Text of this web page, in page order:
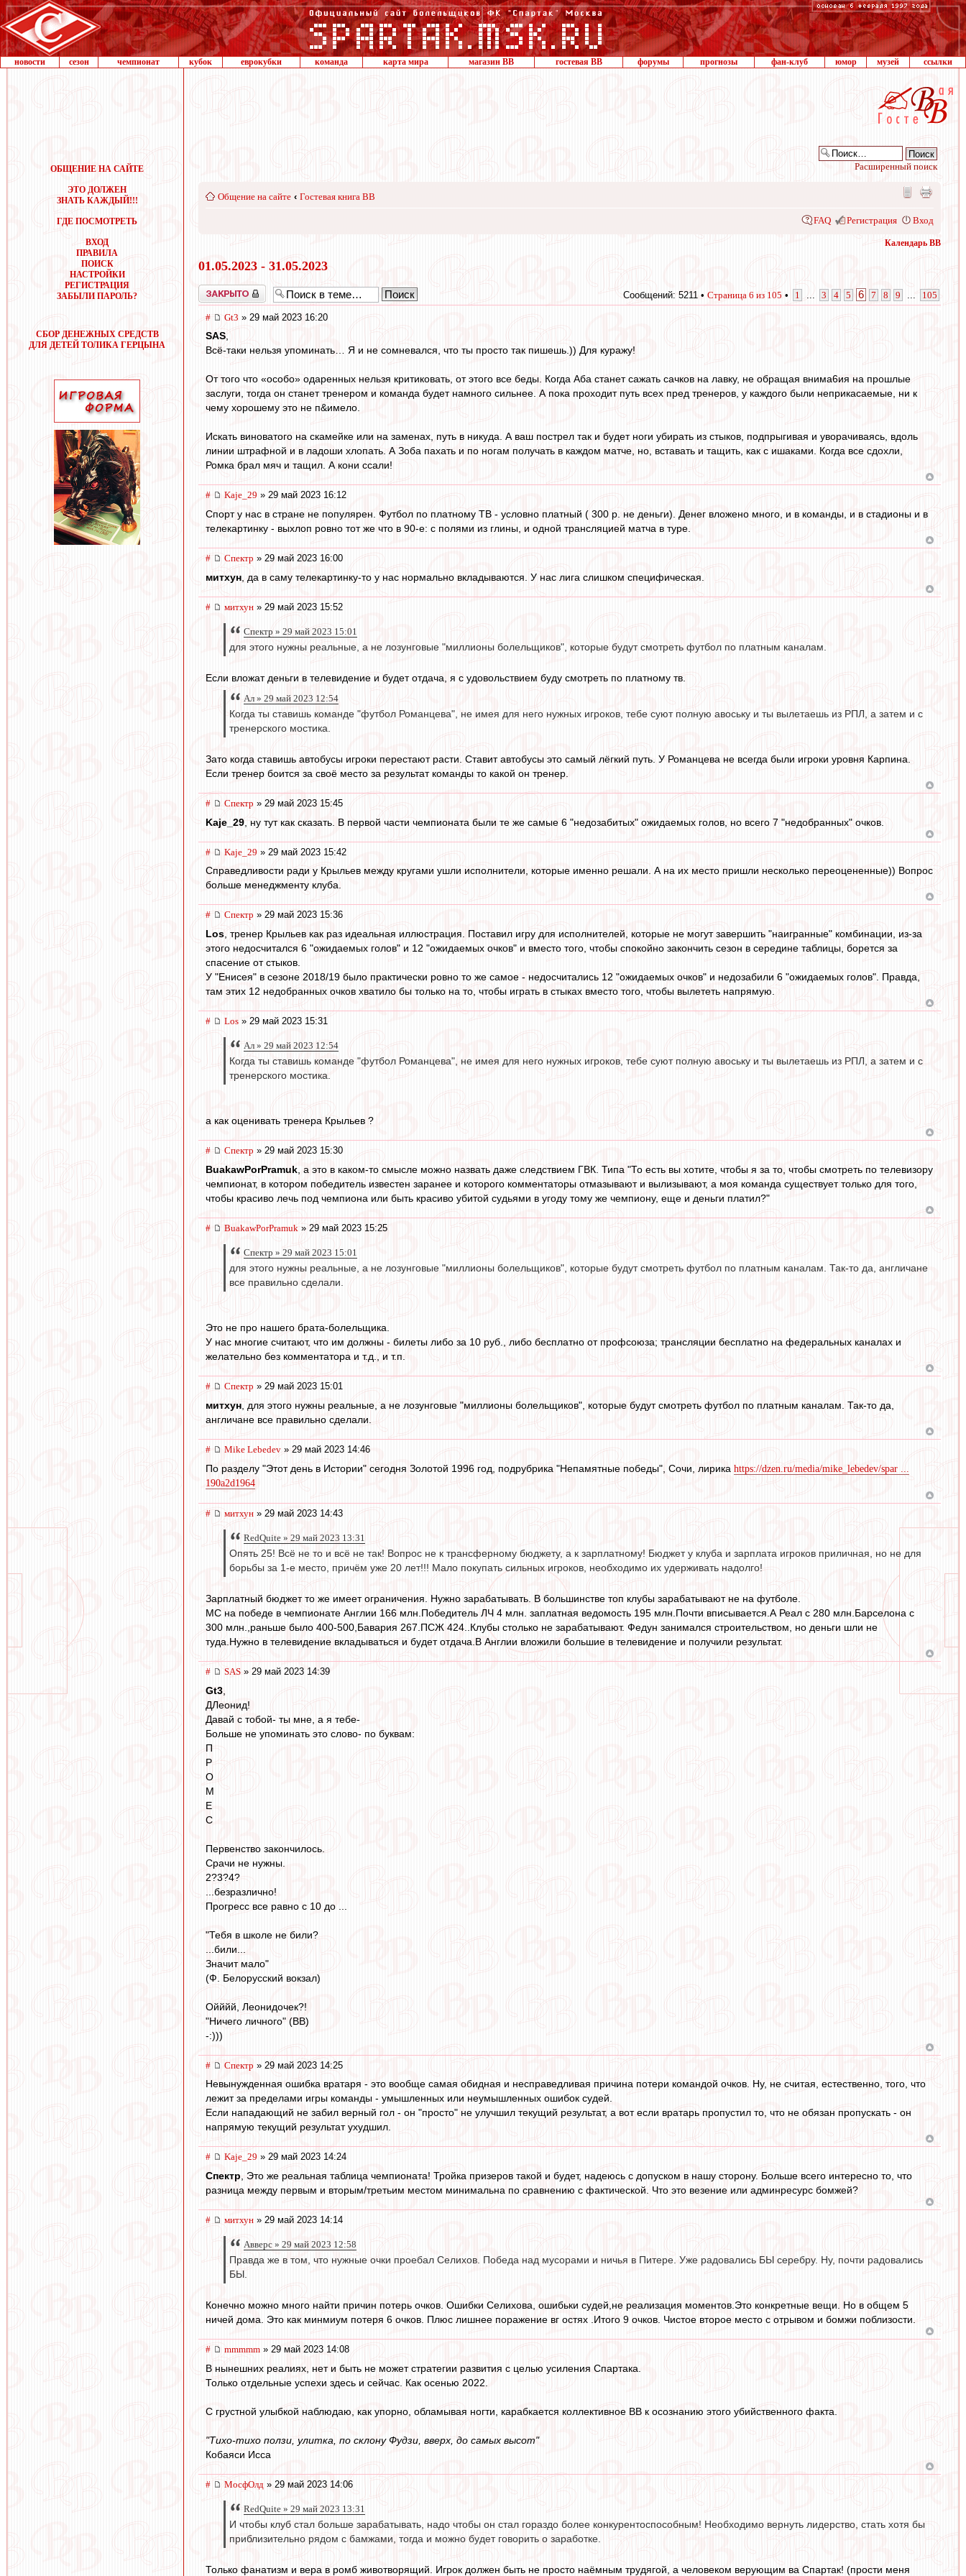
новости сезон чемпионат кубок еврокубки команда карта мира магазин ВВ гостевая ВВ форумы прогнозы фан-клуб юмор музей ссылки
ОБЩЕНИЕ НА САЙТЕ
ЭТО ДОЛЖЕН
ЗНАТЬ КАЖДЫЙ!!!
ГДЕ ПОСМОТРЕТЬ
ВХОД
ПРАВИЛА
ПОИСК
НАСТРОЙКИ
РЕГИСТРАЦИЯ
ЗАБЫЛИ ПАРОЛЬ?
СБОР ДЕНЕЖНЫХ СРЕДСТВ
ДЛЯ ДЕТЕЙ ТОЛИКА ГЕРЦЫНА
Расширенный поиск
Общение на сайте ‹ Гостевая книга ВВ
FAQ Регистрация Вход
Календарь ВВ
01.05.2023 - 31.05.2023
Закрыто Сообщений: 5211 • Страница 6 из 105 • 1 3 4 5 6 7 8 9 105
# Gt3 » 29 май 2023 16:20
SAS,
Всё-таки нельзя упоминать… Я и не сомневался, что ты просто так пишешь.)) Для куражу!
От того что «особо» одаренных нельзя критиковать, от этого все беды. Когда Аба станет сажать сачков на лавку, не обращая внима6ия на прошлые
заслуги, тогда он станет тренером и команда будет намного сильнее. А пока проходит путь всех пред тренеров, у каждого были неприкасаемые, ни к
чему хорошему это не п&имело.
Искать виноватого на скамейке или на заменах, путь в никуда. А ваш пострел так и будет ноги убирать из стыков, подпрыгивая и уворачиваясь, вдоль
линии штрафной и в ладоши хлопать. А Зоба пахать и по ногам получать в каждом матче, но, вставать и тащить, как с ишаками. Когда все сдохли,
Ромка брал мяч и тащил. А кони ссали!
# Kaje_29 » 29 май 2023 16:12
Спорт у нас в стране не популярен. Футбол по платному ТВ - условно платный ( 300 р. не деньги). Денег вложено много, и в команды, и в стадионы и в
телекартинку - выхлоп ровно тот же что в 90-е: с полями из глины, и одной трансляцией матча в туре.
# Спектр » 29 май 2023 16:00
митхун , да в саму телекартинку-то у нас нормально вкладываются. У нас лига слишком специфическая.
# митхун » 29 май 2023 15:52
Спектр » 29 май 2023 15:01
для этого нужны реальные, а не лозунговые "миллионы болельщиков", которые будут смотреть футбол по платным каналам.
Если вложат деньги в телевидение и будет отдача, я с удовольствием буду смотреть по платному тв.
Ал » 29 май 2023 12:54
Когда ты ставишь команде "футбол Романцева", не имея для него нужных игроков, тебе суют полную авоську и ты вылетаешь из РПЛ, а затем и с
тренерского мостика.
Зато когда ставишь автобусы игроки перестают расти. Ставит автобусы это самый лёгкий путь. У Романцева не всегда были игроки уровня Карпина.
Если тренер боится за своё место за результат команды то какой он тренер.
# Спектр » 29 май 2023 15:45
Kaje_29 , ну тут как сказать. В первой части чемпионата были те же самые 6 "недозабитых" ожидаемых голов, но всего 7 "недобранных" очков.
# Kaje_29 » 29 май 2023 15:42
Справедливости ради у Крыльев между кругами ушли исполнители, которые именно решали. А на их место пришли несколько переоцененные)) Вопрос
больше менеджменту клуба.
# Спектр » 29 май 2023 15:36
Los , тренер Крыльев как раз идеальная иллюстрация. Поставил игру для исполнителей, которые не могут завершить "наигранные" комбинации, из-за
этого недосчитался 6 "ожидаемых голов" и 12 "ожидаемых очков" и вместо того, чтобы спокойно закончить сезон в середине таблицы, борется за
спасение от стыков.
У "Енисея" в сезоне 2018/19 было практически ровно то же самое - недосчитались 12 "ожидаемых очков" и недозабили 6 "ожидаемых голов". Правда,
там этих 12 недобранных очков хватило бы только на то, чтобы играть в стыках вместо того, чтобы вылететь напрямую.
# Los » 29 май 2023 15:31
Ал » 29 май 2023 12:54
Когда ты ставишь команде "футбол Романцева", не имея для него нужных игроков, тебе суют полную авоську и ты вылетаешь из РПЛ, а затем и с
тренерского мостика.
а как оценивать тренера Крыльев ?
# Спектр » 29 май 2023 15:30
BuakawPorPramuk , а это в каком-то смысле можно назвать даже следствием ГВК. Типа "То есть вы хотите, чтобы я за то, чтобы смотреть по телевизору
чемпионат, в котором победитель известен заранее и которого комментаторы отмазывают и вылизывают, а моя команда существует только для того,
чтобы красиво лечь под чемпиона или быть красиво убитой судьями в угоду тому же чемпиону, еще и деньги платил?"
# BuakawPorPramuk » 29 май 2023 15:25
Спектр » 29 май 2023 15:01
для этого нужны реальные, а не лозунговые "миллионы болельщиков", которые будут смотреть футбол по платным каналам. Так-то да, англичане
все правильно сделали.
Это не про нашего брата-болельщика.
У нас многие считают, что им должны - билеты либо за 10 руб., либо бесплатно от профсоюза; трансляции бесплатно на федеральных каналах и
желательно без комментатора и т.д., и т.п.
# Спектр » 29 май 2023 15:01
митхун , для этого нужны реальные, а не лозунговые "миллионы болельщиков", которые будут смотреть футбол по платным каналам. Так-то да,
англичане все правильно сделали.
# Mike Lebedev » 29 май 2023 14:46
По разделу "Этот день в Истории" сегодня Золотой 1996 год, подрубрика "Непамятные победы", Сочи, лирика https://dzen.ru/media/mike_lebedev/spar ...
190a2d1964
# митхун » 29 май 2023 14:43
RedQuite » 29 май 2023 13:31
Опять 25! Всё не то и всё не так! Вопрос не к трансферному бюджету, а к зарплатному! Бюджет у клуба и зарплата игроков приличная, но не для
борьбы за 1-е место, причём уже 20 лет!!! Мало покупать сильных игроков, необходимо их удерживать надолго!
Зарплатный бюджет то же имеет ограничения. Нужно зарабатывать. В большинстве топ клубы зарабатывают не на футболе.
МС на победе в чемпионате Англии 166 млн.Победитель ЛЧ 4 млн. заплатная ведомость 195 млн.Почти вписывается.А Реал с 280 млн.Барселона с
300 млн.,раньше было 400-500,Бавария 267.ПСЖ 424..Клубы столько не зарабатывают. Федун занимался строительством, но деньги шли не
туда.Нужно в телевидение вкладываться и будет отдача.В Англии вложили большие в телевидение и получили результат.
# SAS » 29 май 2023 14:39
Gt3
ДЛеонид!
Давай с тобой- ты мне, а я тебе-
Больше не упоминать это слово- по буквам:
П
Р
О
М
Е
С
Первенство закончилось.
Срачи не нужны.
2?3?4?
...безразлично!
Прогресс все равно с 10 до ...
"Тебя в школе не били?
...били...
Значит мало"
(Ф. Белорусский вокзал)
Ойййй, Леонидочек?!
"Ничего личного" (ВВ)
-:)))
# Спектр » 29 май 2023 14:25
Невынужденная ошибка вратаря - это вообще самая обидная и несправедливая причина потери командой очков. Ну, не считая, естественно, того, что
лежит за пределами игры команды - умышленных или неумышленных ошибок судей.
Если нападающий не забил верный гол - он "просто" не улучшил текущий результат, а вот если вратарь пропустил то, что не обязан пропускать - он
напрямую текущий результат ухудшил.
# Kaje_29 » 29 май 2023 14:24
Спектр , Это же реальная таблица чемпионата! Тройка призеров такой и будет, надеюсь с допуском в нашу сторону. Больше всего интересно то, что
разница между первым и вторым/третьим местом минимальна по сравнению с фактической. Что это везение или админресурс бомжей?
# митхун » 29 май 2023 14:14
Авверс » 29 май 2023 12:58
Правда же в том, что нужные очки проебал Селихов. Победа над мусорами и ничья в Питере. Уже радовались БЫ серебру. Ну, почти радовались
БЫ.
Конечно можно много найти причин потерь очков. Ошибки Селихова, ошибьки судей,не реализация моментов.Это конкретные вещи. Но в общем 5
ничей дома. Это как минмиум потеря 6 очков. Плюс лишнее поражение вг остях .Итого 9 очков. Чистое второе место с отрывом и бомжи поблизости.
# mmmmm » 29 май 2023 14:08
В нынешних реалиях, нет и быть не может стратегии развития с целью усиления Спартака.
Только отдельные успехи здесь и сейчас. Как осенью 2022.
С грустной улыбкой наблюдаю, как упорно, обламывая ногти, карабкается коллективное ВВ к осознанию этого убийственного факта.
"Тихо-тихо ползи, улитка, по склону Фудзи, вверх, до самых высот"
Кобаяси Исса
# МосфОлд » 29 май 2023 14:06
RedQuite » 29 май 2023 13:31
И чтобы клуб стал больше зарабатывать, надо чтобы он стал гораздо более конкурентоспособным! Необходимо вернуть лидерство, стать хотя бы
приблизительно рядом с бамжами, тогда и можно будет говорить о заработке.
Только фанатизм и вера в ромб животворящий. Игрок должен быть не просто наёмным трудягой, а человеком верующим ва Спартак! (прости меня